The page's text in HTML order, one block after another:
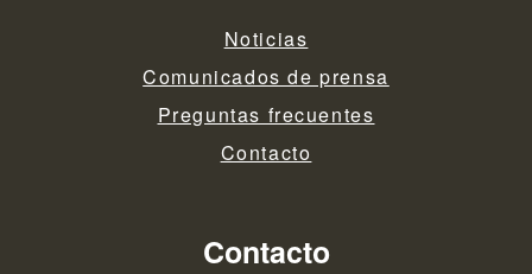
Noticias
Comunicados de prensa
Preguntas frecuentes
Contacto
Contacto